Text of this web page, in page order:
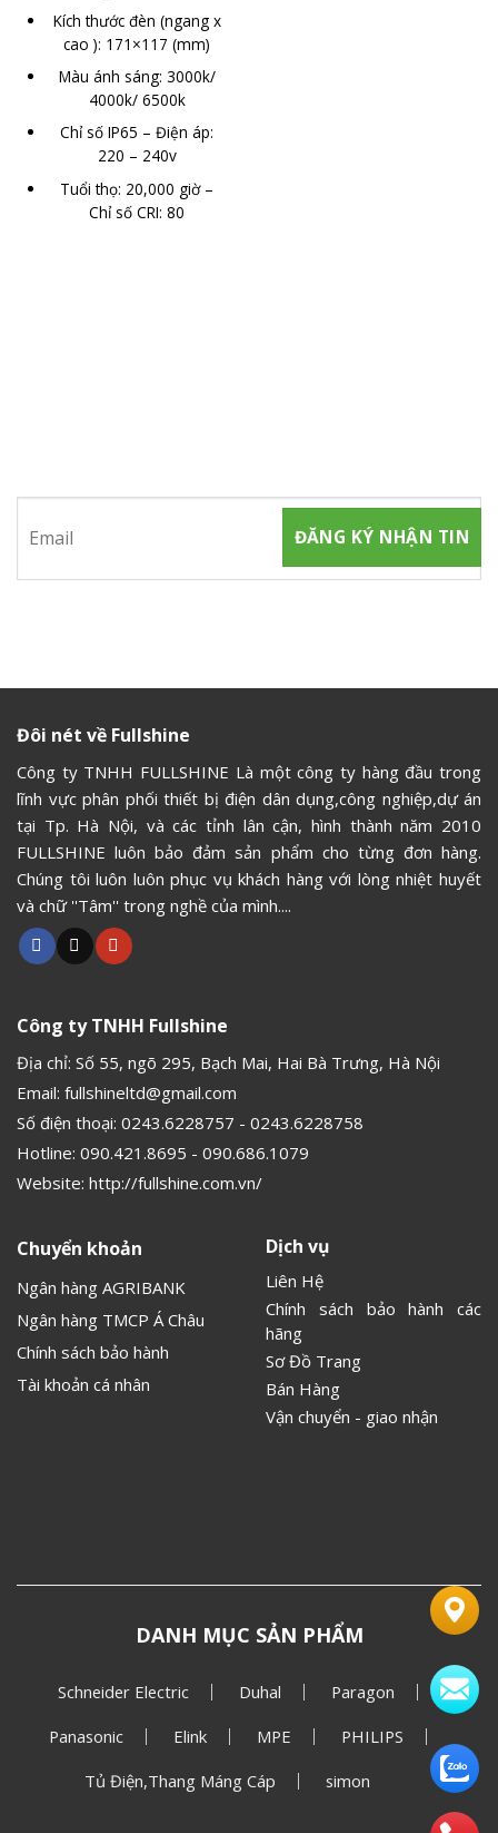
Kích thước đèn (ngang x
cao ): 171×117 (mm)
Màu ánh sáng: 3000k/
4000k/ 6500k
Chỉ số IP65 – Điện áp:
220 – 240v
Tuổi thọ: 20,000 giờ –
Chỉ số CRI: 80
Đôi nét về Fullshine
Công ty TNHH FULLSHINE Là một công ty hàng đầu trong
lĩnh vực phân phối thiết bị điện dân dụng,công nghiệp,dự án
tại Tp. Hà Nội, và các tỉnh lân cận, hình thành năm 2010
FULLSHINE luôn bảo đảm sản phẩm cho từng đơn hàng.
Chúng tôi luôn luôn phục vụ khách hàng với lòng nhiệt huyết
và chữ ''Tâm'' trong nghề của mình....
Công ty TNHH Fullshine
Địa chỉ: Số 55, ngõ 295, Bạch Mai, Hai Bà Trưng, Hà Nội
Email: fullshineltd@gmail.com
Số điện thoại: 0243.6228757 - 0243.6228758
Hotline: 090.421.8695 - 090.686.1079
Website: http://fullshine.com.vn/
Chuyển khoản
Ngân hàng AGRIBANK
Ngân hàng TMCP Á Châu
Chính sách bảo hành
Tài khoản cá nhân
Dịch vụ
Liên Hệ
Chính sách bảo hành các
hãng
Sơ Đồ Trang
Bán Hàng
Vận chuyển - giao nhận
DANH MỤC SẢN PHẨM
Schneider Electric Duhal Paragon
Panasonic Elink MPE PHILIPS
Tủ Điện,Thang Máng Cáp simon